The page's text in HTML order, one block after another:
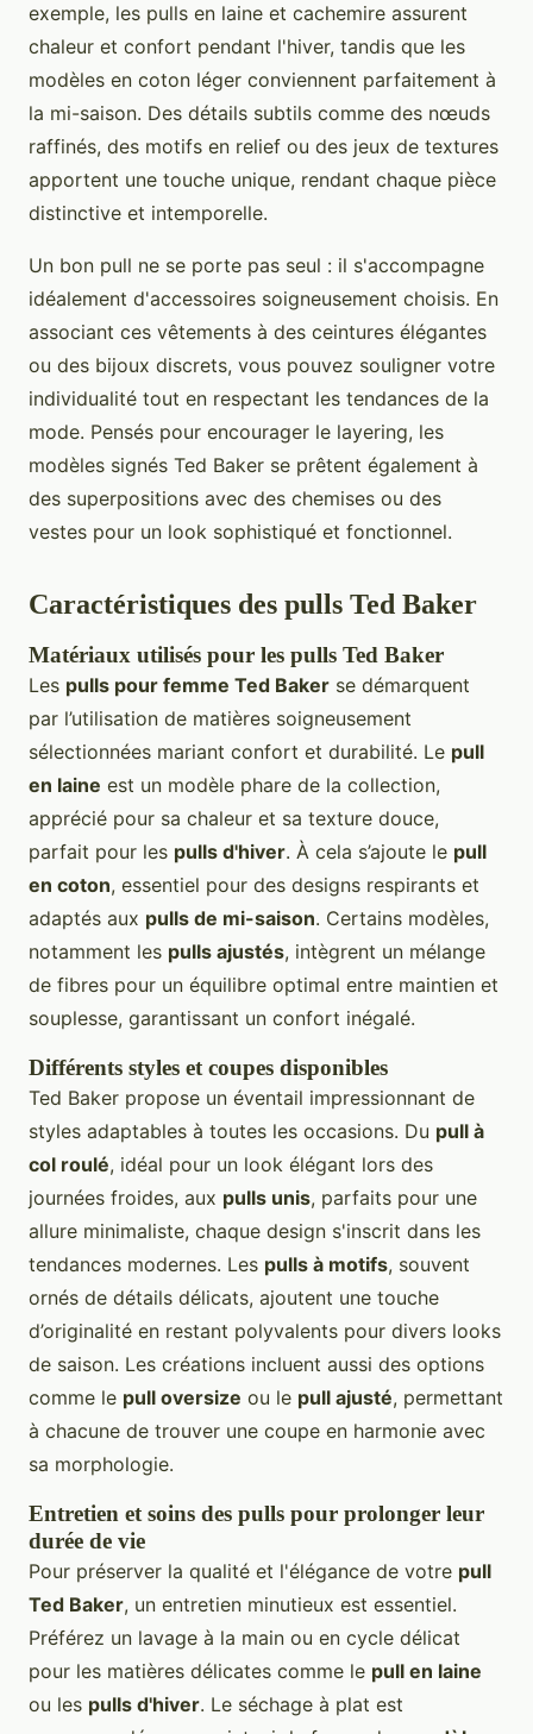
exemple, les pulls en laine et cachemire assurent
chaleur et confort pendant l'hiver, tandis que les
modèles en coton léger conviennent parfaitement à
la mi-saison. Des détails subtils comme des nœuds
raffinés, des motifs en relief ou des jeux de textures
apportent une touche unique, rendant chaque pièce
distinctive et intemporelle.
Un bon pull ne se porte pas seul : il s'accompagne
idéalement d'accessoires soigneusement choisis. En
associant ces vêtements à des ceintures élégantes
ou des bijoux discrets, vous pouvez souligner votre
individualité tout en respectant les tendances de la
mode. Pensés pour encourager le layering, les
modèles signés Ted Baker se prêtent également à
des superpositions avec des chemises ou des
vestes pour un look sophistiqué et fonctionnel.
Caractéristiques des pulls Ted Baker
Matériaux utilisés pour les pulls Ted Baker
Les pulls pour femme Ted Baker se démarquent
par l’utilisation de matières soigneusement
sélectionnées mariant confort et durabilité. Le pull
en laine est un modèle phare de la collection,
apprécié pour sa chaleur et sa texture douce,
parfait pour les pulls d'hiver. À cela s’ajoute le pull
en coton, essentiel pour des designs respirants et
adaptés aux pulls de mi-saison. Certains modèles,
notamment les pulls ajustés, intègrent un mélange
de fibres pour un équilibre optimal entre maintien et
souplesse, garantissant un confort inégalé.
Différents styles et coupes disponibles
Ted Baker propose un éventail impressionnant de
styles adaptables à toutes les occasions. Du pull à
col roulé, idéal pour un look élégant lors des
journées froides, aux pulls unis, parfaits pour une
allure minimaliste, chaque design s'inscrit dans les
tendances modernes. Les pulls à motifs, souvent
ornés de détails délicats, ajoutent une touche
d’originalité en restant polyvalents pour divers looks
de saison. Les créations incluent aussi des options
comme le pull oversize ou le pull ajusté, permettant
à chacune de trouver une coupe en harmonie avec
sa morphologie.
Entretien et soins des pulls pour prolonger leur
durée de vie
Pour préserver la qualité et l'élégance de votre pull
Ted Baker, un entretien minutieux est essentiel.
Préférez un lavage à la main ou en cycle délicat
pour les matières délicates comme le pull en laine
ou les pulls d'hiver. Le séchage à plat est